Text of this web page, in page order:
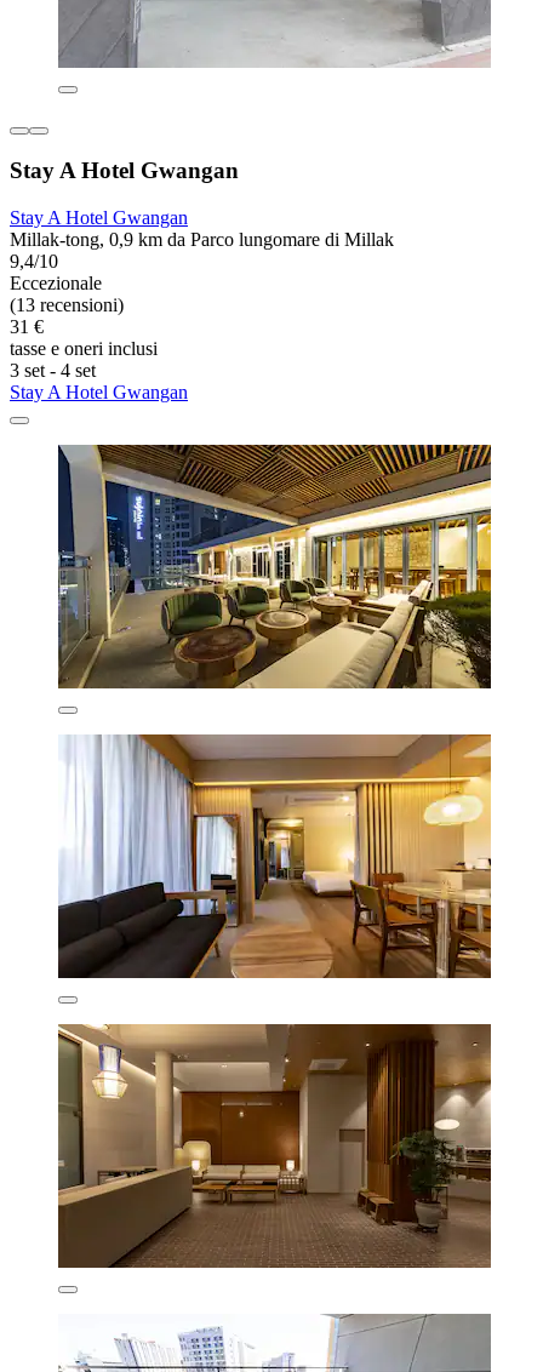
Stay A Hotel Gwangan
Stay A Hotel Gwangan
Millak-tong, 0,9 km da Parco lungomare di Millak
9,4/10
Eccezionale
(13 recensioni)
31 €
tasse e oneri inclusi
3 set - 4 set
Stay A Hotel Gwangan